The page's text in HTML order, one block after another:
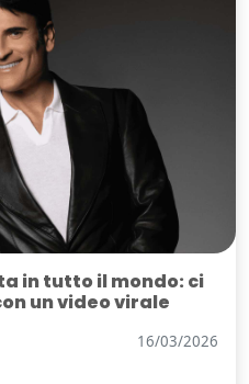
in tutto il mondo: ci
un video virale
16/03/2026